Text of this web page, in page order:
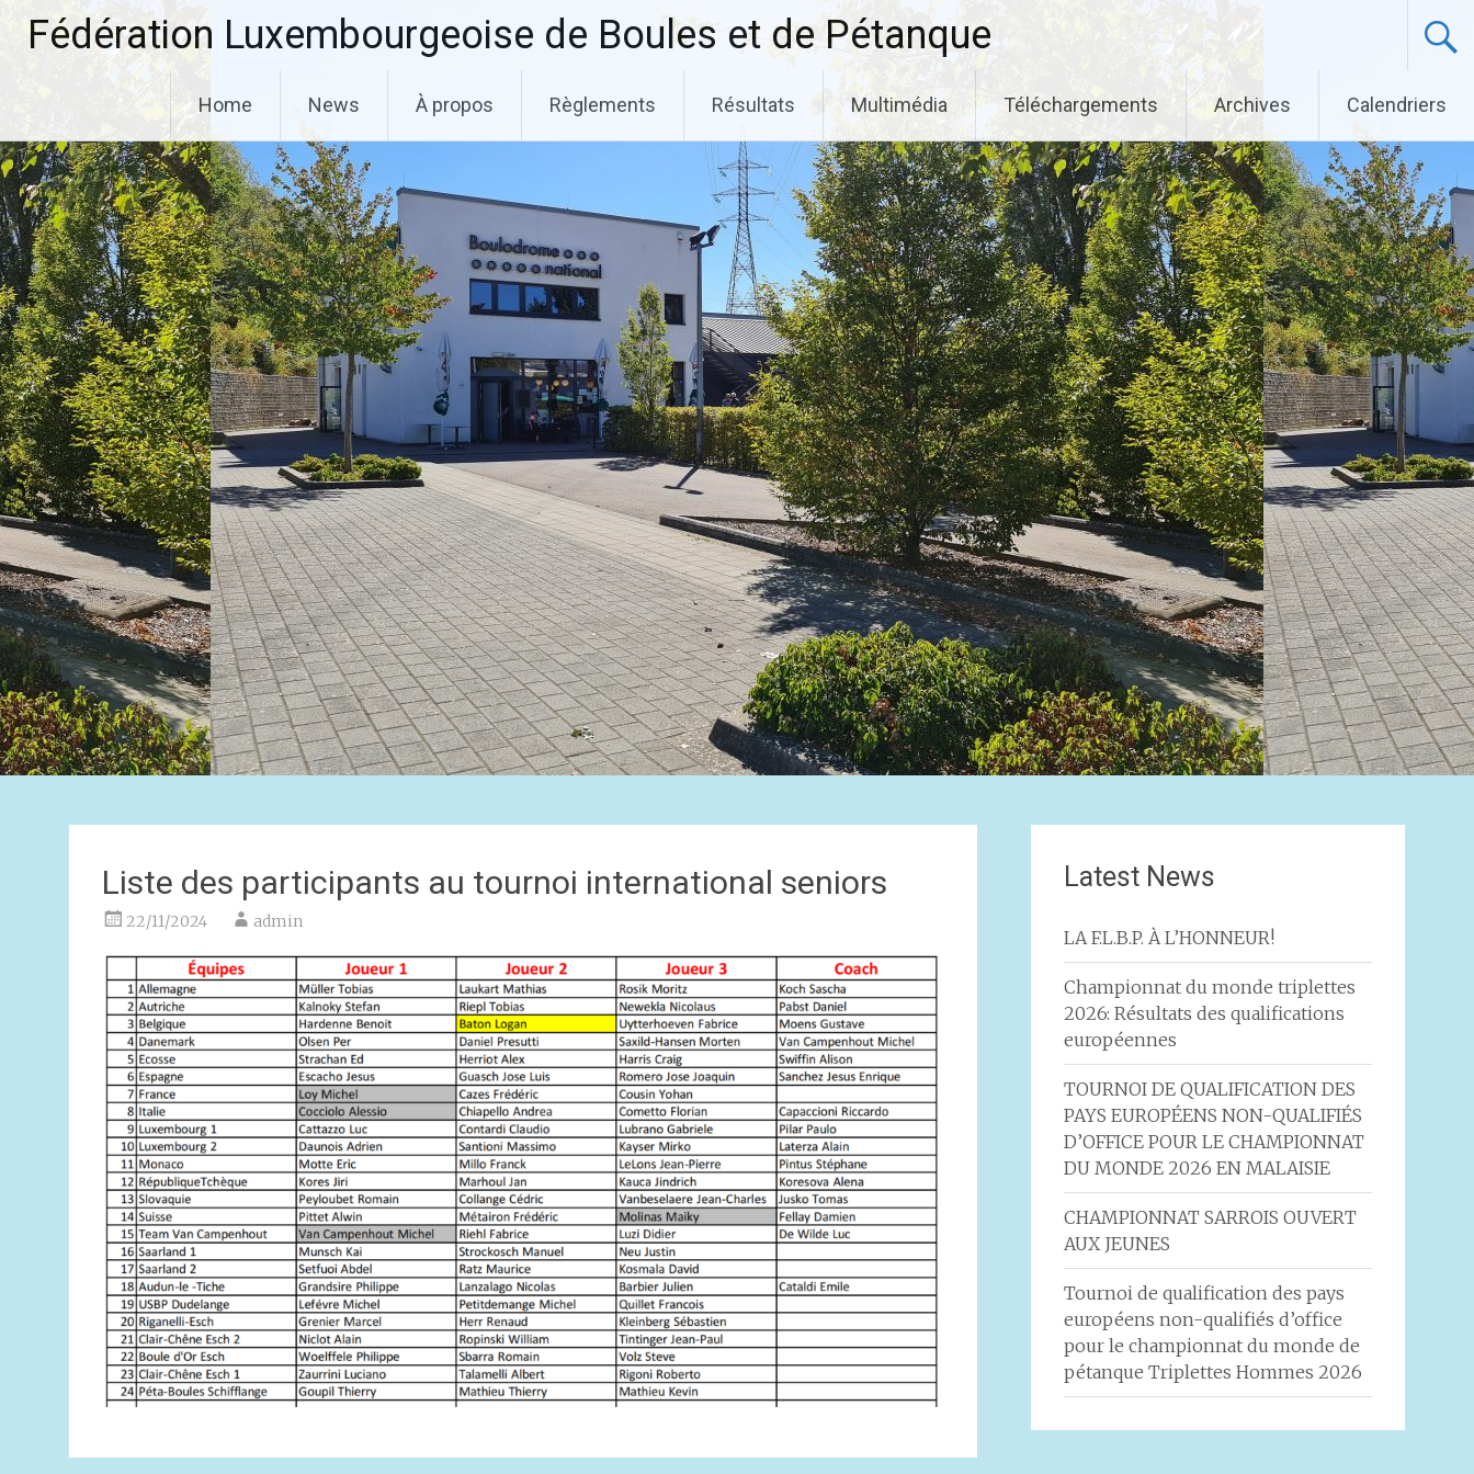
Fédération Luxembourgeoise de Boules et de Pétanque
Home News À propos Règlements Résultats Multimédia Téléchargements Archives Calendriers
Liste des participants au tournoi international seniors
22/11/2024 admin
Latest News
LA F.L.B.P. À L’HONNEUR!
Championnat du monde triplettes
2026: Résultats des qualifications
européennes
TOURNOI DE QUALIFICATION DES
PAYS EUROPÉENS NON-QUALIFIÉS
D’OFFICE POUR LE CHAMPIONNAT
DU MONDE 2026 EN MALAISIE
CHAMPIONNAT SARROIS OUVERT
AUX JEUNES
Tournoi de qualification des pays
européens non-qualifiés d’office
pour le championnat du monde de
pétanque Triplettes Hommes 2026